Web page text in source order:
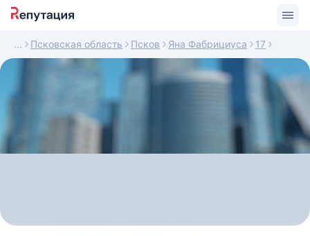
Псковская область Псков Яна Фабрициуса 17